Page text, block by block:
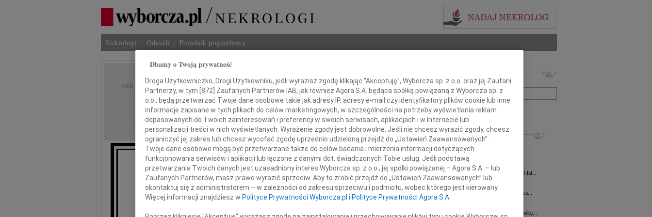
Nekrologi Odeszli Poradnik pogrzebowy
IMIĘ I NAZWISKO: Zygmunt Mańkowski
REGION: Lublin
DATA EMISJI: 10.02.2012
Podziękowanie
Wszystkim, którzy towarzyszyli w ostatniej drodze
Imię i nazwisko lub numer ogłoszenia:
+ szukanie zaawansowane
INNE NEKROLOGI
Andrzej Szostek27.07.2026 Lublin
W dniu 21 lipca 2026 r. zmarł Śp. ks. prof....
Andrzej Szostek 27.07.2026
W dniu 21 lipca 2026 roku zmarł w wieku 80 lat...
Anna Elżbieta Wstawska
W dniu 24 czerwca 2026 roku mija 1. rocznica...
Joanna Magdalena Milart
Z głębokim smutkiem żegnamy naszą Koleżankę...
Dbamy o Twoją prywatność
Droga Użytkowniczko, Drogi Użytkowniku, jeśli wyrazisz zgodę klikając "Akceptuję", Wyborcza sp. z o.o. oraz jej Zaufani
Partnerzy, w tym [872] Zaufanych Partnerów IAB, jak również Agora S.A. będąca spółką powiązaną z Wyborcza sp. z
o.o., będą przetwarzać Twoje dane osobowe takie jak adresy IP, adresy e-mail czy identyfikatory plików cookie lub inne
informacje zapisane w tych plikach do celów marketingowych, w szczególności na potrzeby wyświetlania reklam
dopasowanych do Twoich zainteresowań i preferencji w swoich serwisach, aplikacjach i w Internecie lub
personalizacji treści w nich wyświetlanych. Wyrażenie zgody jest dobrowolne. Jeśli nie chcesz wyrazić zgody, chcesz
ograniczyć jej zakres lub chcesz wycofać zgodę uprzednio udzieloną przejdź do „Ustawień Zaawansowanych”.
Twoje dane osobowe mogą być przetwarzane także do celów badania i mierzenia informacji dotyczących
funkcjonowania serwisów i aplikacji lub łączone z danymi dot. świadczonych Tobie usług. Jeśli podstawą
przetwarzania Twoich danych jest uzasadniony interes Wyborcza sp. z o.o., jej spółki powiązanej – Agora S.A. – lub
Zaufanych Partnerów, masz prawo wyrazić sprzeciw. Aby to zrobić przejdź do „Ustawień Zaawansowanych” lub
skontaktuj się z administratorem – w zależności od zakresu sprzeciwu i podmiotu, wobec którego jest kierowany.
Więcej informacji znajdziesz w Polityce Prywatności Wyborcza.pl i Polityce Prywatności Agora S.A.